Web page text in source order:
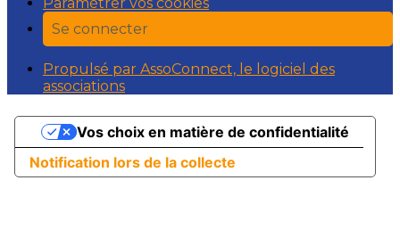
Se connecter
Propulsé par AssoConnect, le logiciel des
associations
Notification lors de la collecte
Vos choix en matière de confidentialité